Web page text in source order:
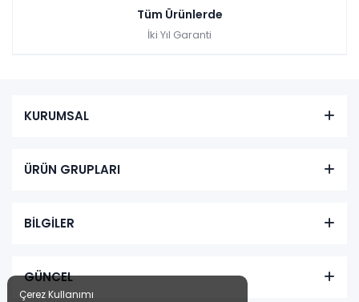
Tüm Ürünlerde
İki Yıl Garanti
KURUMSAL
ÜRÜN GRUPLARI
BİLGİLER
GÜNCEL
Çerez Kullanımı